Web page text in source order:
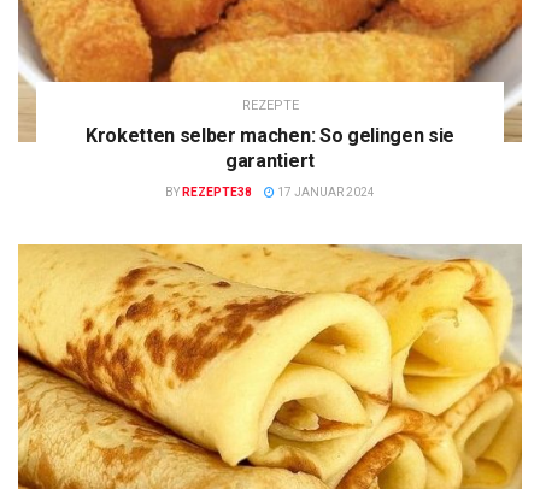
REZEPTE
Kroketten selber machen: So gelingen sie
garantiert
BY REZEPTE38 17 JANUAR 2024